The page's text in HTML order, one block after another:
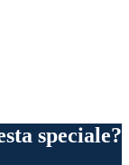
speciale?